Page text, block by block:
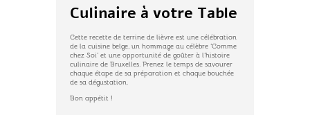
Culinaire à votre Table
Cette recette de terrine de lièvre est une célébration
de la cuisine belge, un hommage au célèbre ‘Comme
chez Soi’ et une opportunité de goûter à l’histoire
culinaire de Bruxelles. Prenez le temps de savourer
chaque étape de sa préparation et chaque bouchée
de sa dégustation.
Bon appétit !